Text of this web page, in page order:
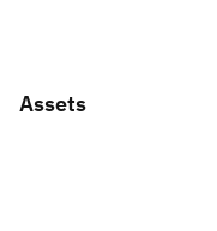
Assets